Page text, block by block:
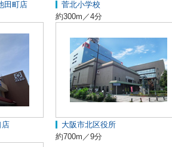
田町店
菅北小学校
約300m／4分
大阪市北区役所
約700m／9分